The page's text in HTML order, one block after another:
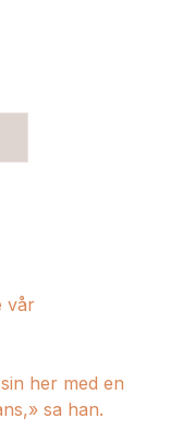
vår
her med en
sa han.